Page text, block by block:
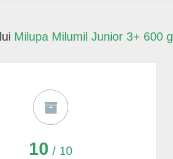
Milupa Milumil Junior 3+ 600 g
10 / 10